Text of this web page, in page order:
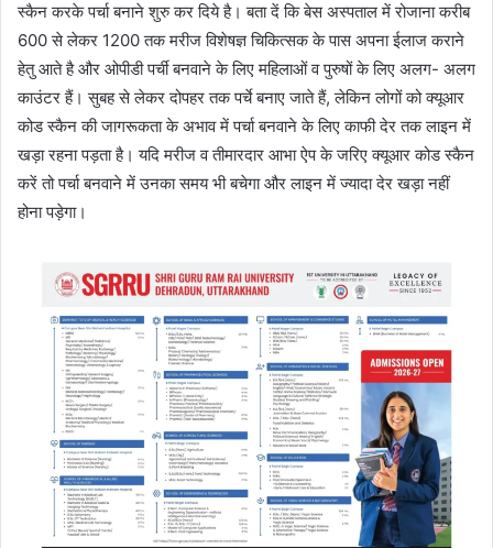
स्कैन करके पर्चा बनाने शुरु कर दिये है। बता दें कि बेस अस्पताल में रोजाना करीब
600 से लेकर 1200 तक मरीज विशेषज्ञ चिकित्सक के पास अपना ईलाज कराने
हेतु आते है और ओपीडी पर्ची बनवाने के लिए महिलाओं व पुरुषों के लिए अलग- अलग
काउंटर हैं। सुबह से लेकर दोपहर तक पर्चे बनाए जाते हैं, लेकिन लोगों को क्यूआर
कोड स्कैन की जागरूकता के अभाव में पर्चा बनवाने के लिए काफी देर तक लाइन में
खड़ा रहना पड़ता है। यदि मरीज व तीमारदार आभा ऐप के जरिए क्यूआर कोड स्कैन
करें तो पर्चा बनवाने में उनका समय भी बचेगा और लाइन में ज्यादा देर खड़ा नहीं
होना पड़ेगा।